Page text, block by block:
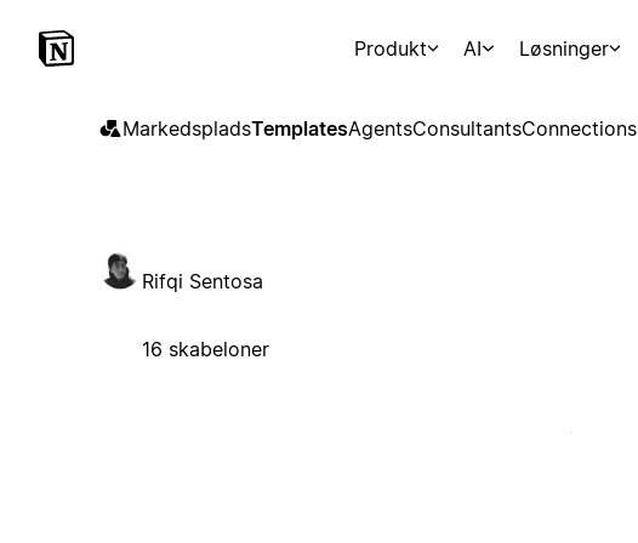
Produkt AI Løsninger
MarkedspladsTemplatesAgentsConsultantsConnections
Rifqi Sentosa
16 skabeloner